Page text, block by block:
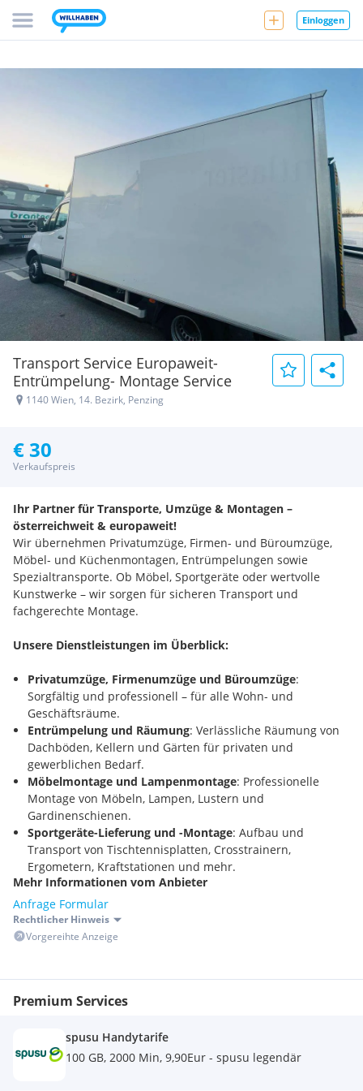
Einloggen
Transport Service Europaweit-
Entrümpelung- Montage Service
1140 Wien, 14. Bezirk, Penzing
€ 30
Verkaufspreis
Ihr Partner für Transporte, Umzüge & Montagen –
österreichweit & europaweit!
Wir übernehmen Privatumzüge, Firmen- und Büroumzüge,
Möbel- und Küchenmontagen, Entrümpelungen sowie
Spezialtransporte. Ob Möbel, Sportgeräte oder wertvolle
Kunstwerke – wir sorgen für sicheren Transport und
fachgerechte Montage.
Unsere Dienstleistungen im Überblick:
Privatumzüge, Firmenumzüge und Büroumzüge:
Sorgfältig und professionell – für alle Wohn- und
Geschäftsräume.
Entrümpelung und Räumung: Verlässliche Räumung von
Dachböden, Kellern und Gärten für privaten und
gewerblichen Bedarf.
Möbelmontage und Lampenmontage: Professionelle
Montage von Möbeln, Lampen, Lustern und
Gardinenschienen.
Sportgeräte-Lieferung und -Montage: Aufbau und
Transport von Tischtennisplatten, Crosstrainern,
Ergometern, Kraftstationen und mehr.
Kunsttransporte: Sicherer und erfahrener Transport von
Gemälden, Skulpturen und anderen Kunstwerken.
Europaweite Umzüge und Transporte aller Art
und Übersiedlungen innerhalb Österreichs und
Möbelpacker & Umzugshelfer
ohne Fahrzeug zur Seite.
Abholung, Zustellung und Verpackungsservice: Rundum-
Mehr Informationen vom Anbieter
Anfrage Formular
Rechtlicher Hinweis
Vorgereihte Anzeige
Premium Services
spusu Handytarife
100 GB, 2000 Min, 9,90Eur - spusu legendär